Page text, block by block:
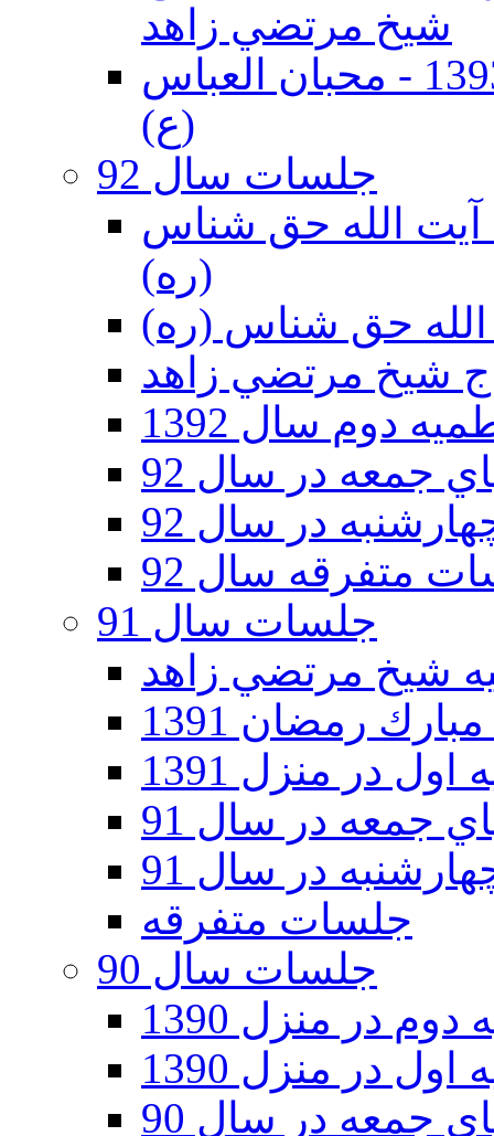
شيخ مرتضي زاهد
جلسات دهه اول محرم الحرام 1393 - محبان العباس
(ع)
جلسات سال 92
92 - حسينيه آيت الله حق شناس
(ره)
دوم سال 1392
جمعه در سال 92
در سال 92
متفرقه سال 92
جلسات سال 91
رمضان 1391
در منزل 1391
جمعه در سال 91
در سال 91
جلسات متفرقه
جلسات سال 90
در منزل 1390
در منزل 1390
جمعه در سال 90